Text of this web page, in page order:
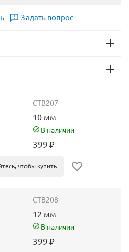
Задать вопрос
CTB207
10 мм
В наличии
399₽
чтобы купить
CTB208
12 мм
В наличии
399₽